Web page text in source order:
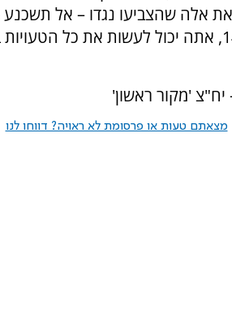
אלה שהצביעו נגדו – אל
תשכנע את המשוכנעים בערוץ 14, אתה יכול לעשות
'מקור ראשון'
מצאתם טעות או פרסומת לא ראויה? דווחו לנו